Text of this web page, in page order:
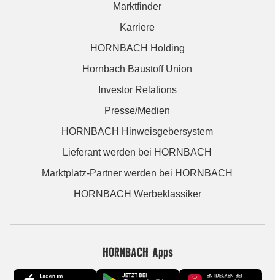
Marktfinder
Karriere
HORNBACH Holding
Hornbach Baustoff Union
Investor Relations
Presse/Medien
HORNBACH Hinweisgebersystem
Lieferant werden bei HORNBACH
Marktplatz-Partner werden bei HORNBACH
HORNBACH Werbeklassiker
HORNBACH Apps